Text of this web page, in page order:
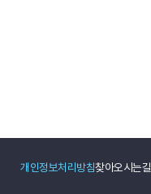
개인정보처리방침찾아오시는길